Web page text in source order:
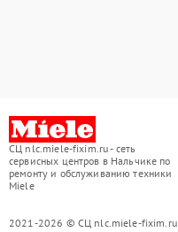
СЦ nlc.miele-fixim.ru - сеть
сервисных центров в Нальчике по
ремонту и обслуживанию техники
Miele
2021-2026 © СЦ nlc.miele-fixim.ru